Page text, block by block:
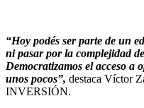
“Hoy podés ser parte de un
ni pasar por la complejidad
Democratizamos el acceso a
unos pocos”, destaca Víctor
INVERSIÓN.